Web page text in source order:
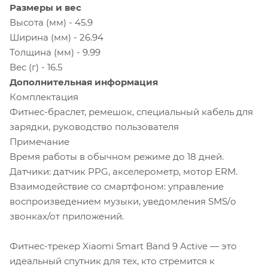
Размеры и вес
Высота (мм) - 45.9
Ширина (мм) - 26.94
Толщина (мм) - 9.99
Вес (г) - 16.5
Дополнительная информация
Комплектация
Фитнес-браслет, ремешок, специальный кабель для
зарядки, руководство пользователя
Примечание
Время работы в обычном режиме до 18 дней.
Датчики: датчик PPG, акселерометр, мотор ERM.
Взаимодействие со смартфоном: управление
воспроизведением музыки, уведомления SMS/о
звонках/от приложений.
Фитнес-трекер Xiaomi Smart Band 9 Active — это
идеальный спутник для тех, кто стремится к